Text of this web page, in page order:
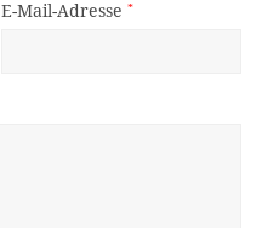
E-Mail-Adresse*